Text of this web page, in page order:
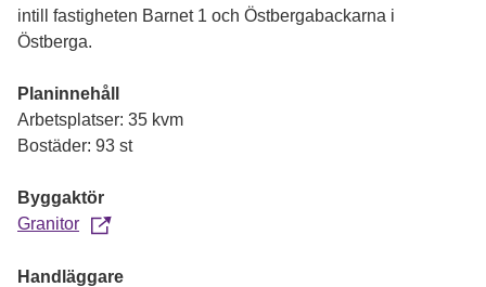
intill fastigheten Barnet 1 och Östbergabackarna i
Östberga.
Planinnehåll
Arbetsplatser: 35 kvm
Bostäder: 93 st
Byggaktör
Granitor
Handläggare